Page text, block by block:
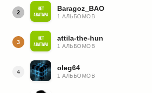
2 Baragoz_BAO
1 АЛЬБОМОВ
3 attila-the-hun
1 АЛЬБОМОВ
4 oleg64
1 АЛЬБОМОВ